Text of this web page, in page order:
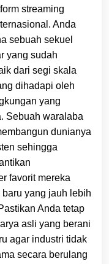
streaming
Anda
sebuah sekuel
yang sudah
dari segi skala
dihadapi oleh
yang
Sebuah waralaba
dunianya
sehingga
favorit mereka
yang jauh lebih
Anda tetap
asli yang berani
agar industri tidak
secara berulang